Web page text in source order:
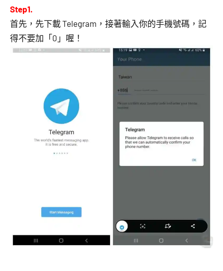
Step1.
首先，先下載 Telegram，接著輸入你的手機號碼，記
得不要加「0」喔！